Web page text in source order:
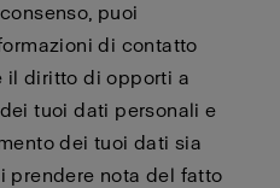
puoi
di contatto
il diritto di opporti a
tuoi dati personali e
dei tuoi dati sia
prendere nota del fatto